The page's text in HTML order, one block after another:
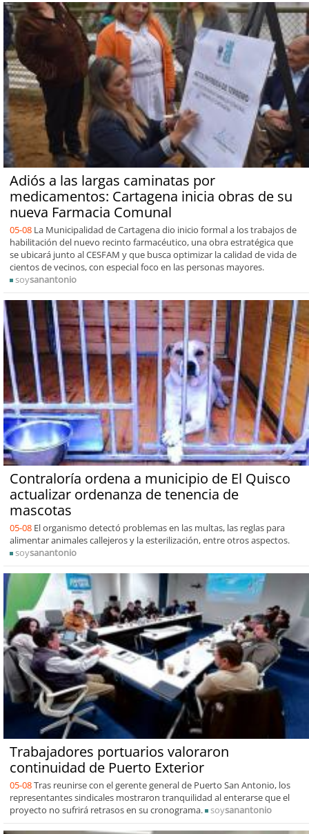
Adiós a las largas caminatas por
medicamentos: Cartagena inicia obras de su
nueva Farmacia Comunal
05-08 La Municipalidad de Cartagena dio inicio formal a los trabajos de
habilitación del nuevo recinto farmacéutico, una obra estratégica que
se ubicará junto al CESFAM y que busca optimizar la calidad de vida de
cientos de vecinos, con especial foco en las personas mayores.
soysanantonio
Contraloría ordena a municipio de El Quisco
actualizar ordenanza de tenencia de
mascotas
05-08 El organismo detectó problemas en las multas, las reglas para
alimentar animales callejeros y la esterilización, entre otros aspectos.
soysanantonio
Trabajadores portuarios valoraron
continuidad de Puerto Exterior
05-08Tras reunirse con el gerente general de Puerto San Antonio, los
representantes sindicales mostraron tranquilidad al enterarse que el
proyecto no sufrirá retrasos en su cronograma.
soysanantonio